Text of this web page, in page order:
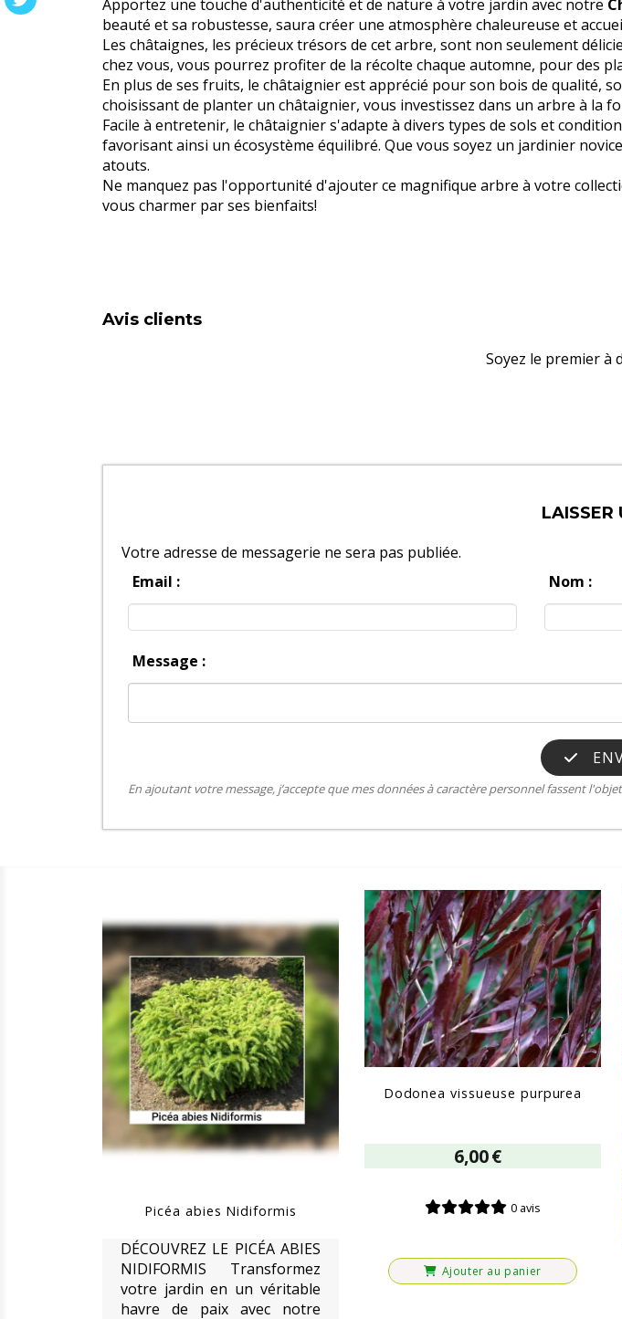
Apportez une touche d'authenticité et de nature à votre jardin avec notre
beauté et sa robustesse, saura créer une atmosphère chaleureuse et
Les châtaignes, les précieux trésors de cet arbre, sont non seulement
chez vous, vous pourrez profiter de la récolte chaque automne, pour des
En plus de ses fruits, le châtaignier est apprécié pour son bois de qualité,
choisissant de planter un châtaignier, vous investissez dans un arbre à la
Facile à entretenir, le châtaignier s'adapte à divers types de sols et
favorisant ainsi un écosystème équilibré. Que vous soyez un jardinier
atouts.
Ne manquez pas l'opportunité d'ajouter ce magnifique arbre à votre
vous charmer par ses bienfaits!
Avis clients
Soyez le premier à
LAISSER
Votre adresse de messagerie ne sera pas publiée.
Email :
Nom :
Message :
En ajoutant votre message, j’accepte que mes données à caractère personnel fassent
Picéa abies Nidiformis
DÉCOUVREZ LE PICÉA ABIES
NIDIFORMIS Transformez
votre jardin en un véritable
havre de paix avec notre
Dodonea vissueuse purpurea
6,00€
0 avis
Ajouter au panier